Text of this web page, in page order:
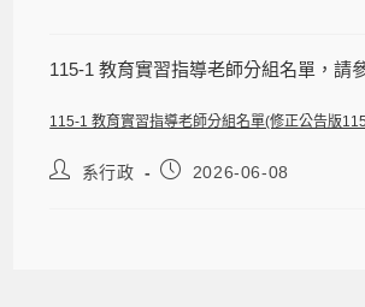
115-1 教育實習指導老師分組名單，請
115-1 教育實習指導老師分組名單(修正公告版
系行政 2026-06-08